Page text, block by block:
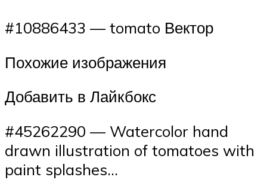
#10886433 — tomato Вектор
Похожие изображения
Добавить в Лайкбокс
#45262290 — Watercolor hand
drawn illustration of tomatoes with
paint splashes…